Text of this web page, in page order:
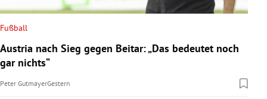
Fußball
Austria nach Sieg gegen Beitar: „Das bedeutet noch
gar nichts“
Peter GutmayerGestern